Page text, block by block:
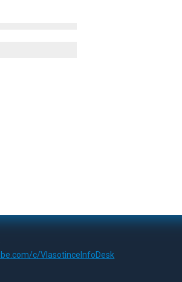
c/VlasotinceInfoDesk